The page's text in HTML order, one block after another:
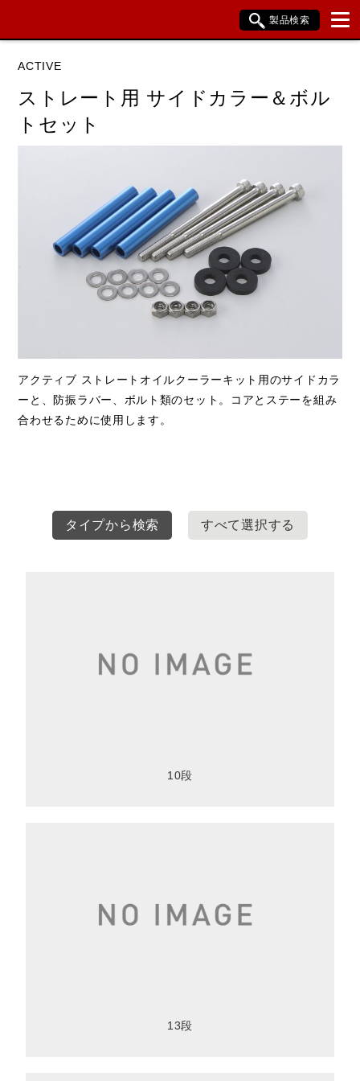
製品検索
データを準備しています。
閉じる
ACTIVE
ストレート用 サイドカラー＆ボル
トセット
アクティブ ストレートオイルクーラーキット用のサイドカラ
ーと、防振ラバー、ボルト類のセット。コアとステーを組み
合わせるために使用します。
タイプから検索 すべて選択する
10段
13段